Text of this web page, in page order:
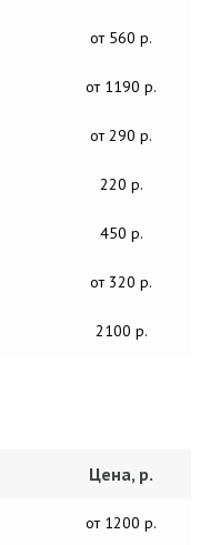
от 560 р.
от 1190 р.
от 290 р.
220 р.
450 р.
от 320 р.
2100 р.
Цена, р.
от 1200 р.